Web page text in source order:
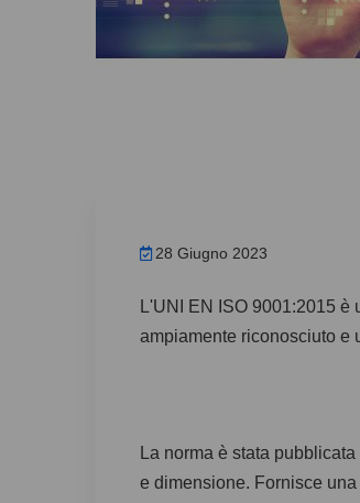
28 Giugno 2023
L'UNI EN ISO 9001:2015
ampiamente riconosciuto e
La norma è stata
e dimensione. Fornisce